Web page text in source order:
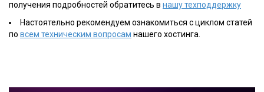
получения подробностей обратитесь в нашу техподдержку
Настоятельно рекомендуем ознакомиться с циклом статей
по всем техническим вопросам нашего хостинга.